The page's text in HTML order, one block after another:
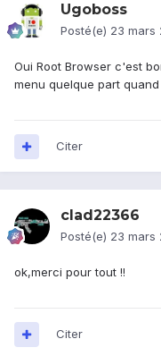
Ugoboss
Posté(e) 23 mars
Oui Root Browser c'est
menu quelque part
Citer
clad22366
Posté(e) 23 mars
ok,merci pour tout !!
Citer